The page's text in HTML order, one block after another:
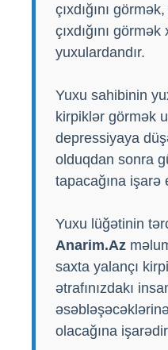
çıxdığını
çıxdığını
yuxulardandır.
Yuxu sahibinin
kirpiklər görmək
depressiyaya
olduqdan sonra
tapacağına işarə
Yuxu lüğətinin
Anarim.Az
saxta yalançı
ətrafınızdakı
olacağına